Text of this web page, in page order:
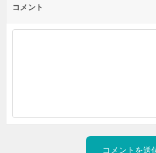
コメント